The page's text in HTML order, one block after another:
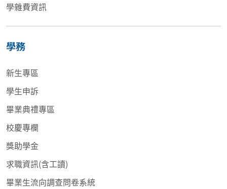
學雜費資訊
學務
新生專區
學生申訴
畢業典禮專區
校慶專欄
獎助學金
求職資訊(含工讀)
畢業生流向調查問卷系統